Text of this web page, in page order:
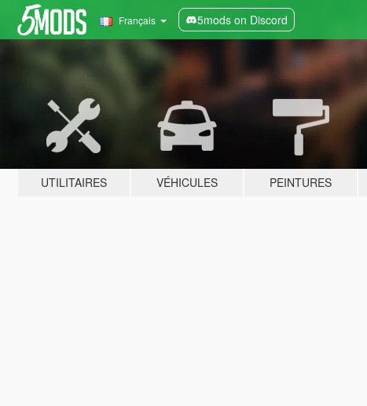
Français 5mods on Discord
UTILITAIRES VÉHICULES PEINTURES